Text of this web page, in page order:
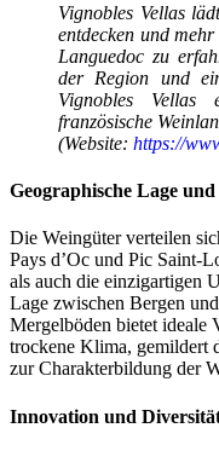
Vignobles Vellas
entdecken und
Languedoc zu
der Region und
Vignobles
französische
(Website: https://
Geographische Lage
Die Weingüter verteilen
Pays d’Oc und Pic Saint-
als auch die einzigartigen
Lage zwischen Bergen
Mergelböden bietet ideale
trockene Klima, gemildert
zur Charakterbildung der
Innovation und